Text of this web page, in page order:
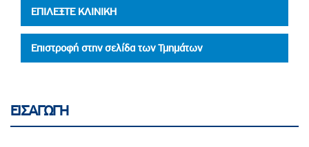
ΕΠΙΛΕΞΤΕ ΚΛΙΝΙΚΗ
Επιστροφή στην σελίδα των Τμημάτων
ΕΙΣΑΓΩΓΗ